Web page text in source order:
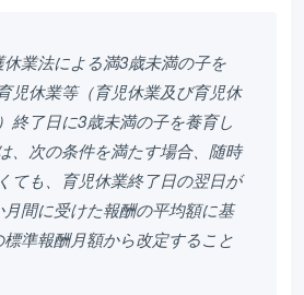
休業法による満3歳未満の子を
児休業等（育児休業及び育児休
終了日に3歳未満の子を養育し
、次の条件を満たす場合、随時
ても、育児休業終了日の翌日が
月間に受けた報酬の平均額に基
準報酬月額から改定すること